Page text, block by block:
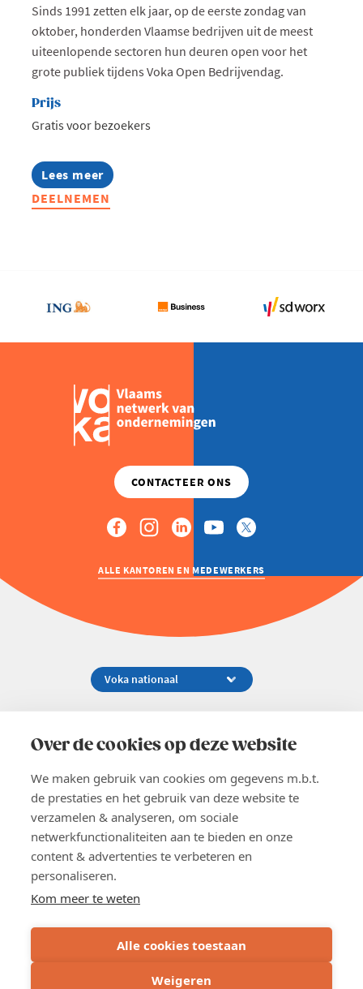
Over de cookies op deze website
We maken gebruik van cookies om gegevens m.b.t.
de prestaties en het gebruik van deze website te
verzamelen & analyseren, om sociale
netwerkfunctionaliteiten aan te bieden en onze
content & advertenties te verbeteren en
personaliseren.
Kom meer te weten
Alle cookies toestaan
Weigeren
Sinds 1991 zetten elk jaar, op de eerste zondag van
oktober, honderden Vlaamse bedrijven uit de meest
uiteenlopende sectoren hun deuren open voor het
grote publiek tijdens Voka Open Bedrijvendag.
Prijs
Gratis voor bezoekers
Lees meer
about
Voka
Open
DEELNEMEN
ALLE KANTOREN EN MEDEWERKERS
02 229 81 11
EN
Word lid
Voka 2026
Privacyverklaring